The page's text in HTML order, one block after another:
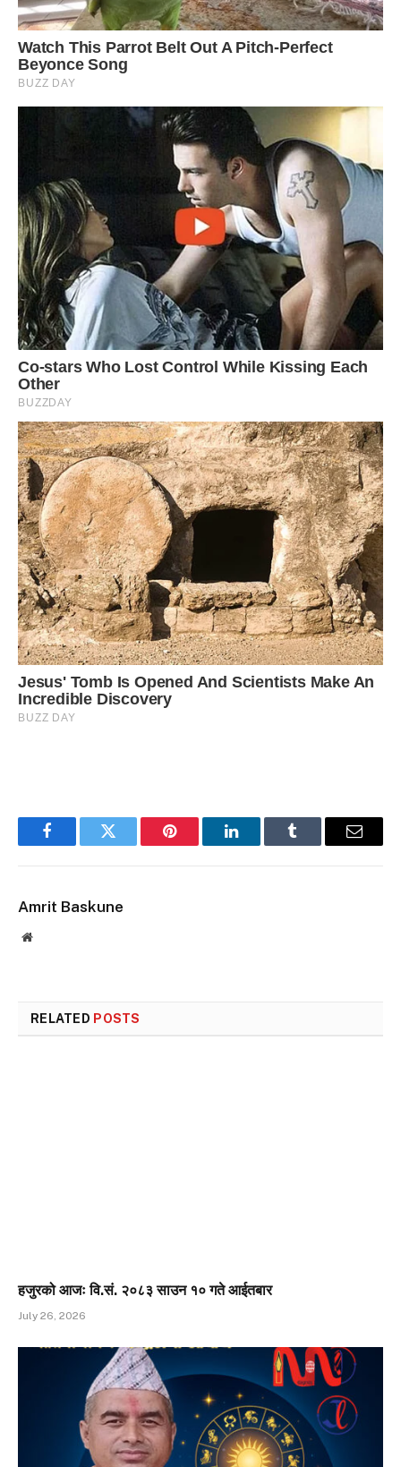
FacebookTwitter Pinterest LinkedInTumblr Email
Amrit Baskune
Website
RELATED POSTS
हजुरको आजः वि.सं. २०८३ साउन १० गते आईतबार
July 26, 2026